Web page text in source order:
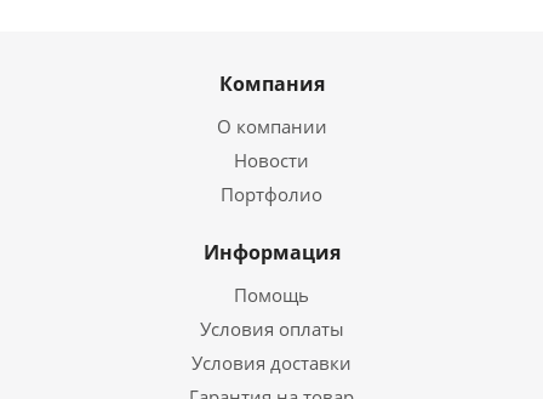
Компания
О компании
Новости
Портфолио
Информация
Помощь
Условия оплаты
Условия доставки